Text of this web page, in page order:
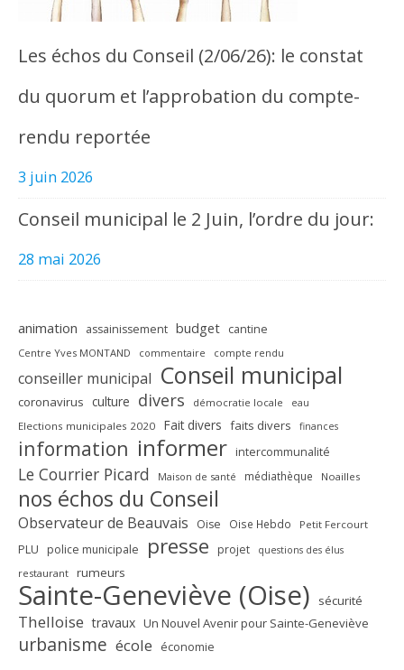
Les échos du Conseil (2/06/26): le constat
du quorum et l’approbation du compte-
rendu reportée
3 juin 2026
Conseil municipal le 2 Juin, l’ordre du jour:
28 mai 2026
animation assainissement budget cantine
Centre Yves MONTAND commentaire compte rendu
conseiller municipal Conseil municipal
coronavirus culture divers démocratie locale eau
Elections municipales 2020 Fait divers faits divers finances
information informer intercommunalité
Le Courrier Picard Maison de santé médiathèque Noailles
nos échos du Conseil
Observateur de Beauvais Oise Oise Hebdo Petit Fercourt
PLU police municipale presse projet questions des élus
restaurant rumeurs
Sainte-Geneviève (Oise) sécurité
Thelloise travaux Un Nouvel Avenir pour Sainte-Geneviève
urbanisme école économie